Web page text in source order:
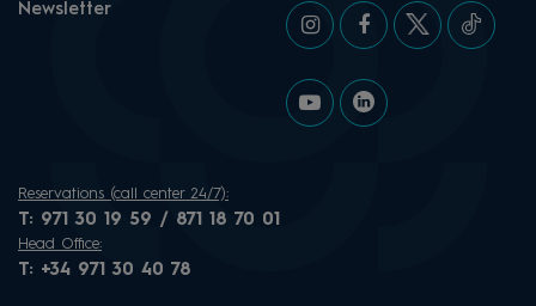
Newsletter
Reservations (call center 24/7):
T: 971 30 19 59 / 871 18 70 01
Head Office:
T: +34 971 30 40 78